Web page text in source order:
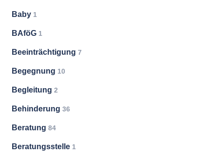
Baby 1
BAföG 1
Beeinträchtigung 7
Begegnung 10
Begleitung 2
Behinderung 36
Beratung 84
Beratungsstelle 1